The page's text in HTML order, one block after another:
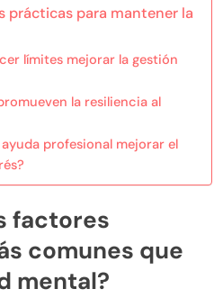
prácticas para mantener la
límites mejorar la gestión
la resiliencia al
profesional mejorar el
factores
comunes que
mental?